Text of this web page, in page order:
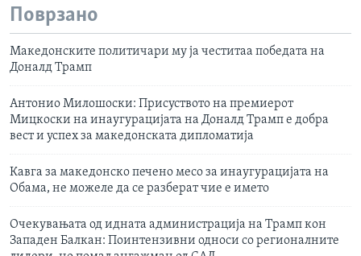
Поврзано
Македонските политичари му ја честитаа победата на
Доналд Трамп
Антонио Милошоски: Присуството на премиерот
Мицкоски на инаугурацијата на Доналд Трамп е добра
вест и успех за македонската дипломатија
Кавга за македонско печено месо за инаугурацијата на
Обама, не можеле да се разберат чие е името
Очекувањата од идната администрација на Трамп кон
Западен Балкан: Поинтензивни односи со регионалните